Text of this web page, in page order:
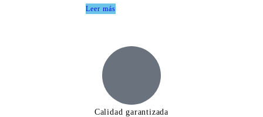
Leer más
Calidad garantizada